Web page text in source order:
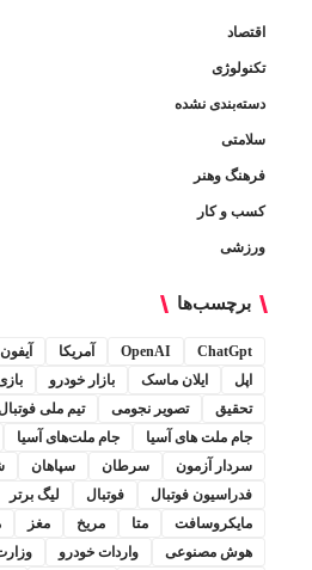
اقتصاد
تکنولوژی
دسته‌بندی نشده
سلامتی
فرهنگ وهنر
کسب و کار
ورزشی
برچسب‌ها
ChatGpt
OpenAI آمریکا آیفون
اپل
ایلان ماسک بازار خودرو
تحقیق
تصویر نجومی تیم ملی
جام ملت های آسیا
جام ملت‌های آسیا
سردار آزمون
سرطان سپاهان
فدراسیون فوتبال
فوتبال لیگ برتر
مایکروسافت
متا مریخ مغز
هوش مصنوعی
واردات خودرو